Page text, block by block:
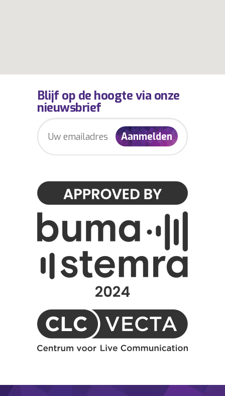
Blijf op de hoogte via onze
nieuwsbrief